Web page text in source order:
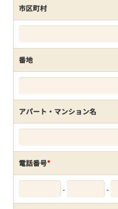
市区町村
番地
アパート・マンション名
電話番号*
- -